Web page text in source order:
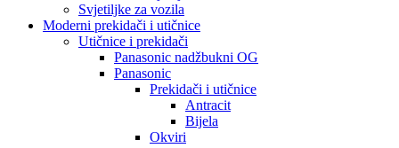
Svjetiljke za vozila
Moderni prekidači i utičnice
Utičnice i prekidači
Panasonic nadžbukni OG
Panasonic
Prekidači i utičnice
Antracit
Bijela
Okviri